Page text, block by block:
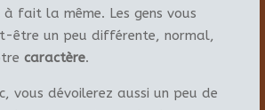
fait la même. Les gens vous
être un peu différente, normal,
caractère.
vous dévoilerez aussi un peu de